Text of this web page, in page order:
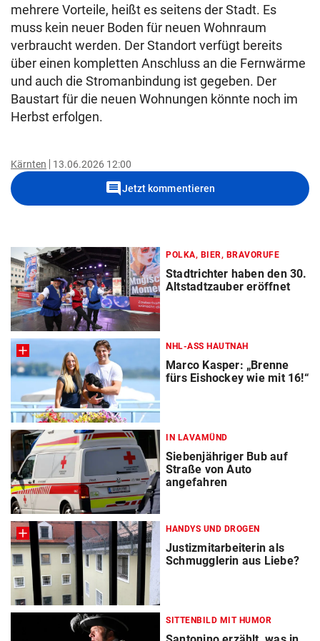
mehrere Vorteile, heißt es seitens der Stadt. Es
muss kein neuer Boden für neuen Wohnraum
verbraucht werden. Der Standort verfügt bereits
über einen kompletten Anschluss an die Fernwärme
und auch die Stromanbindung ist gegeben. Der
Baustart für die neuen Wohnungen könnte noch im
Herbst erfolgen.
Kärnten 13.06.2026 12:00
commentJetzt kommentieren
POLKA, BIER, BRAVORUFE
Stadtrichter haben den 30.
Altstadtzauber eröffnet
NHL-ASS HAUTNAH
Marco Kasper: „Brenne
fürs Eishockey wie mit 16!“
IN LAVAMÜND
Siebenjähriger Bub auf
Straße von Auto
angefahren
HANDYS UND DROGEN
Justizmitarbeiterin als
Schmugglerin aus Liebe?
SITTENBILD MIT HUMOR